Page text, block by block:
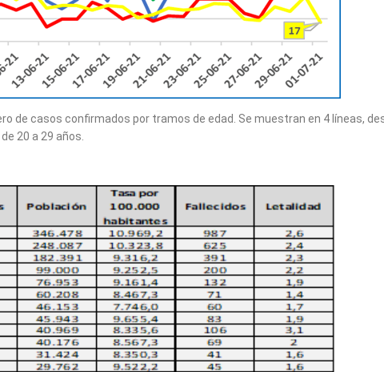
de casos confirmados por tramos de edad. Se muestran en 4 líneas,
20 a 29 años.